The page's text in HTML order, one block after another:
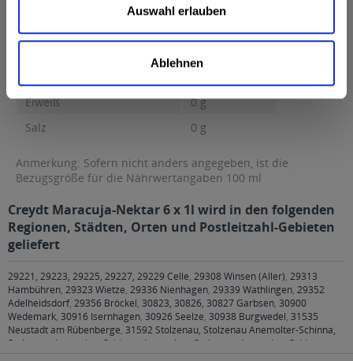
Auswahl erlauben
Ablehnen
Eiweiß
0 g
Salz
0 g
Anmerkung: Sofern nicht anders angegeben, ist die
Bezugsgröße für die Nährwertangaben 100 ml
Creydt Maracuja-Nektar 6 x 1l wird in den folgenden
Regionen, Städten, Orten und Postleitzahl-Gebieten
geliefert
29221, 29223, 29225, 29227, 29229 Celle, 29308 Winsen (Aller), 29313
Hambühren, 29323 Wietze, 29336 Nienhagen, 29339 Wathlingen, 29352
Adelheidsdorf, 29356 Bröckel, 30823, 30826, 30827 Garbsen, 30900
Wedemark, 30916 Isernhagen, 30926 Seelze, 30938 Burgwedel, 31535
Neustadt am Rübenberge, 31592 Stolzenau, Stolzenau Anemolter-Schinna,
Stolzenau Anemolter-Schinna, Anemolter, Stolzenau Anemolter-Schinna,